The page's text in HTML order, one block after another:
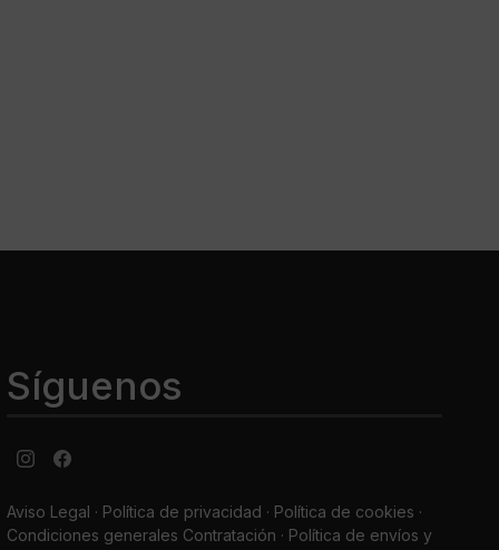
Síguenos
Aviso Legal · Política de privacidad · Política de cookies ·
Condiciones generales Contratación · Política de envíos y